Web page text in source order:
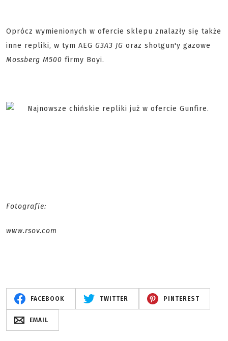
Oprócz wymienionych w ofercie sklepu znalazły się także
inne repliki, w tym AEG G3A3 JG oraz shotgun'y gazowe
Mossberg M500 firmy Boyi.
Fotografie:
www.rsov.com
FACEBOOK TWITTER PINTEREST
EMAIL